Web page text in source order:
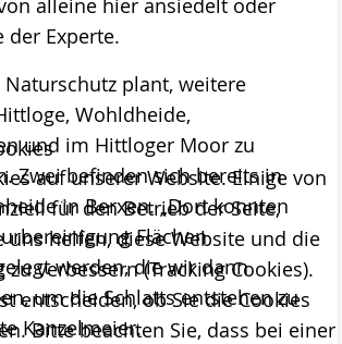
alleine hier ansiedelt oder
der Experte.
Naturschutz plant, weitere
Wohldheide,
und im Hittloger Moor zu
Zwei befinden sich bereits in
in Berxen. „Dort konnten
Flächen
werden, die wir dann
um die Schlatts entstehen zu
Kanzelmeier.
auf unserer Website. Einige von
für den Betrieb der Seite,
uns helfen, diese Website und die
verbessern (Tracking Cookies).
entscheiden, ob Sie die Cookies
Bitte beachten Sie, dass bei einer